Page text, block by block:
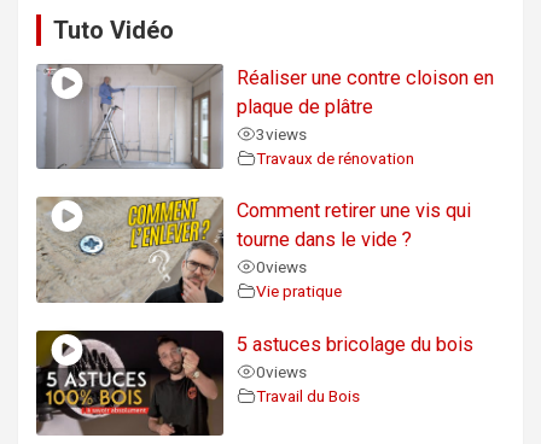
Tuto Vidéo
Réaliser une contre cloison en
plaque de plâtre
3views
Travaux de rénovation
Comment retirer une vis qui
tourne dans le vide ?
0views
Vie pratique
5 astuces bricolage du bois
0views
Travail du Bois